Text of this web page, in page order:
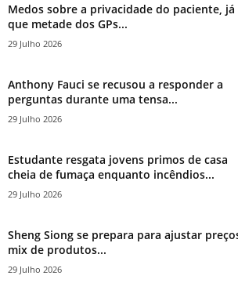
Medos sobre a privacidade do paciente, já
que metade dos GPs...
29 Julho 2026
Anthony Fauci se recusou a responder a
perguntas durante uma tensa...
29 Julho 2026
Estudante resgata jovens primos de casa
cheia de fumaça enquanto incêndios...
29 Julho 2026
Sheng Siong se prepara para ajustar
mix de produtos...
29 Julho 2026